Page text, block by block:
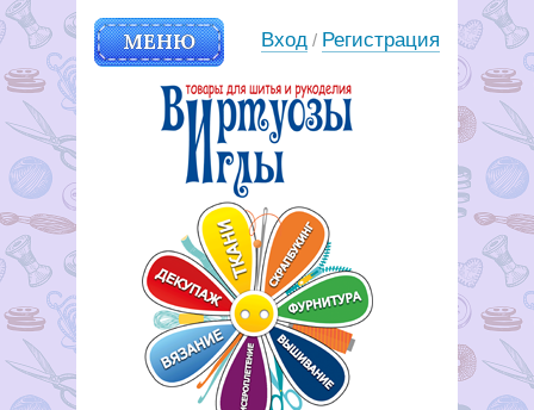
МЕНЮ Вход / Регистрация